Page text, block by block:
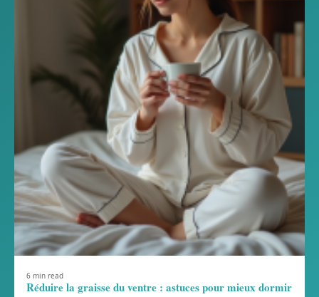
6 min read
Réduire la graisse du ventre : astuces pour mieux dormir